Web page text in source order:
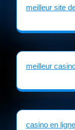
meilleur site
meilleur
casino en ligne